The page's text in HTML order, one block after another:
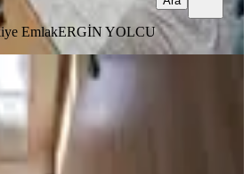
EmlakERGİN YOLCU
İçerenköyde Şahane
Manzaralı 3+1 Boş Daire
İçerenköy Mahallesi
m² 8. Kat